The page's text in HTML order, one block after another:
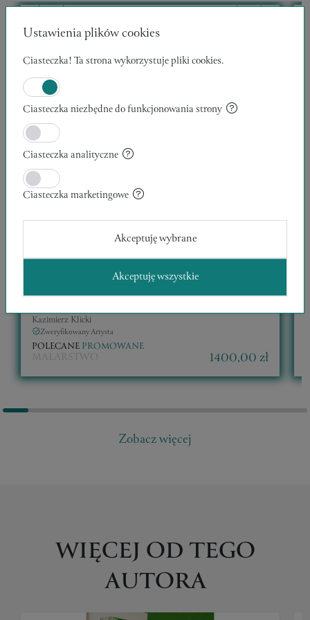
30 x 40 x 1 cm
Kazimierz Klicki
Zweryfikowany Artysta
POLECANE PROMOWANE
MALARSTWO 1400,00 zł
Zobacz więcej
WIĘCEJ OD TEGO
AUTORA
Ustawienia plików cookies
Ciasteczka! Ta strona wykorzystuje pliki cookies.
Ciasteczka niezbędne do funkcjonowania strony
Ciasteczka analityczne
Ciasteczka marketingowe
Akceptuję wybrane
Akceptuję wszystkie